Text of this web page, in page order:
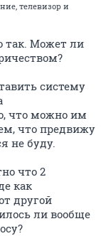
телевизор и
так. Может ли
систему
что можно им
что предвижу
не буду.
что 2
как
другой
ли вообще